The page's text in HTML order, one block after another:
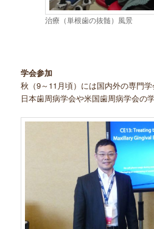
治療（単根歯の抜髄）風景
学会参加
秋（9～11月頃）には国内外の専門
日本歯周病学会や米国歯周病学会の